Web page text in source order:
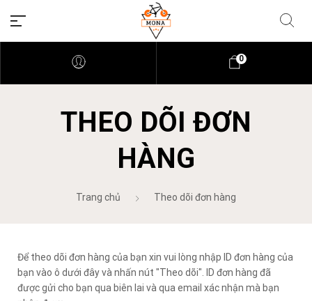
0
THEO DÕI ĐƠN
HÀNG
Trang chủ Theo dõi đơn hàng
Để theo dõi đơn hàng của bạn xin vui lòng nhập ID đơn hàng của
bạn vào ô dưới đây và nhấn nút "Theo dõi". ID đơn hàng đã
được gửi cho bạn qua biên lai và qua email xác nhận mà bạn